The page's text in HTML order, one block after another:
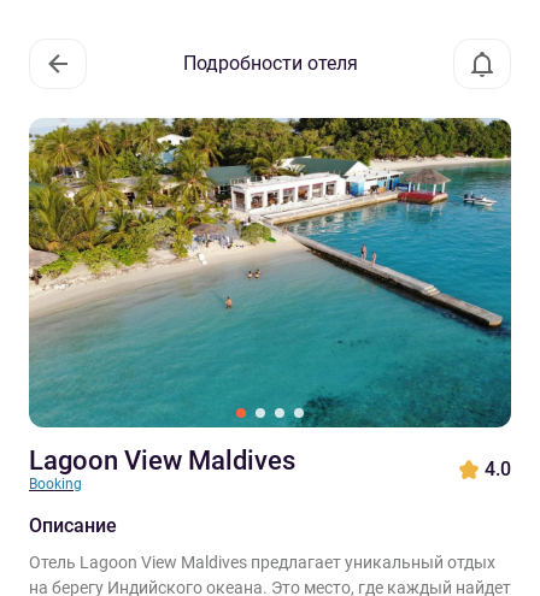
Подробности отеля
Lagoon View Maldives
Booking
4.0
Описание
Отель Lagoon View Maldives предлагает уникальный отдых
на берегу Индийского океана. Это место, где каждый найдет